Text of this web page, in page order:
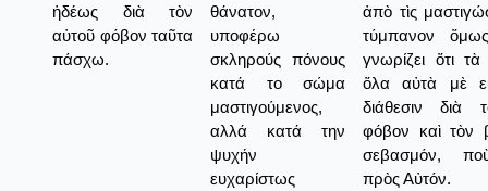
ἡδέως διὰ τὸν
αὐτοῦ φόβον ταῦτα
πάσχω.
θάνατον,
υποφέρω
σκληρούς πόνους
κατά το σώμα
μαστιγούμενος,
αλλά κατά την
ψυχήν
ευχαρίστως
ἀπὸ τὶς
τύμπανον
γνωρίζει ὅτι
ὅλα αὐτὰ μὲ
διάθεσιν διὰ
φόβον καὶ τὸν
σεβασμόν,
πρὸς Αὐτόν.